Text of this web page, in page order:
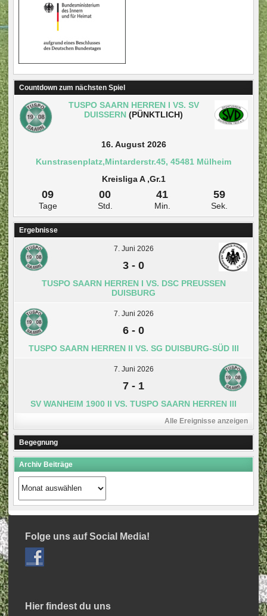
Countdown zum nächsten Spiel
TUSPO SAARN HERREN I VS. SV
DUISSERN (PÜNKTLICH)
16. August 2026
Kunstrasenplatz,Mintarderstr.45, 45481 Mülheim
Kreisliga A ,Gr.1
09
Tage
00
Std.
41
Min.
59
Sek.
Ergebnisse
7. Juni 2026
3 - 0
TUSPO SAARN HERREN I VS. DSC PREUSSEN D
UISBURG
7. Juni 2026
6 - 0
TUSPO SAARN HERREN II VS. SG DUISBURG-SÜD III
7. Juni 2026
7 - 1
SV WANHEIM 1900 II VS. TUSPO SAARN HERREN III
Alle Ereignisse anzeigen
Begegnung
Archiv Beiträge
Archiv
Beiträge
Folge uns auf Social Media!
Hier findest du uns